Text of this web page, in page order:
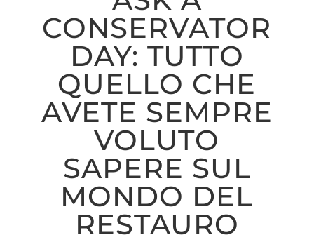
CONSERVATOR
DAY: TUTTO
QUELLO CHE
AVETE SEMPRE
VOLUTO
SAPERE SUL
MONDO DEL
RESTAURO